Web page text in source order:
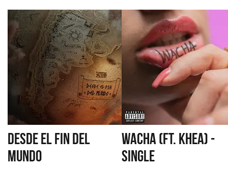
DESDE EL FIN DEL
MUNDO
WACHA (FT. KHEA) -
SINGLE